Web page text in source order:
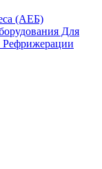
(АЕБ)
Для